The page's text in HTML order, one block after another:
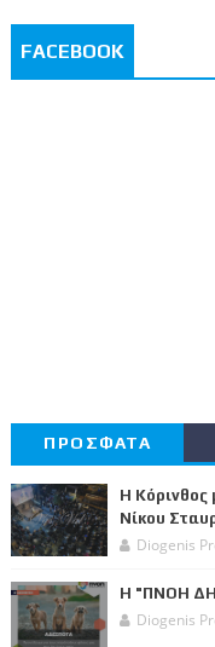
FACEBOOK
ΠΡΟΣΦΑΤΑ
Η Κόρινθος
Νίκου
Diogenis
Η "ΠΝΟΗ
Diogenis